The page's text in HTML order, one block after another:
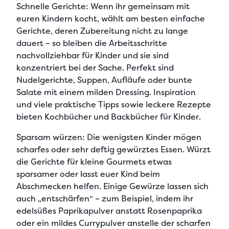
Schnelle Gerichte: Wenn ihr gemeinsam mit
euren Kindern kocht, wählt am besten einfache
Gerichte, deren Zubereitung nicht zu lange
dauert – so bleiben die Arbeitsschritte
nachvollziehbar für Kinder und sie sind
konzentriert bei der Sache. Perfekt sind
Nudelgerichte, Suppen, Aufläufe oder bunte
Salate mit einem milden Dressing. Inspiration
und viele praktische Tipps sowie leckere Rezepte
bieten Kochbücher und Backbücher für Kinder.
Sparsam würzen: Die wenigsten Kinder mögen
scharfes oder sehr deftig gewürztes Essen. Würzt
die Gerichte für kleine Gourmets etwas
sparsamer oder lasst euer Kind beim
Abschmecken helfen. Einige Gewürze lassen sich
auch „entschärfen“ – zum Beispiel, indem ihr
edelsüßes Paprikapulver anstatt Rosenpaprika
oder ein mildes Currypulver anstelle der scharfen